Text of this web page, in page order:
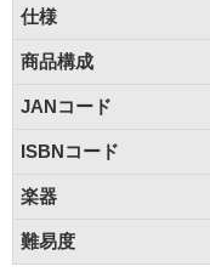
仕様
商品構成
JANコード
ISBNコード
楽器
難易度